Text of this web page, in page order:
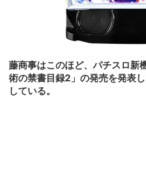
藤商事はこのほど、パチスロ新
術の禁書目録2」の発売を発表
している。